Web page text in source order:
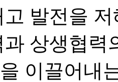
발전을
상생협력
이끌어내